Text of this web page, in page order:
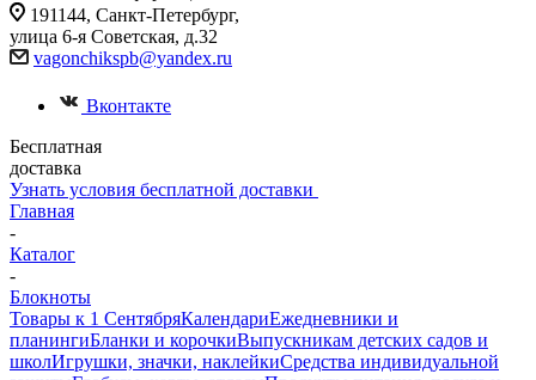
191144, Санкт-Петербург,
улица 6-я Советская, д.32
vagonchikspb@yandex.ru
Вконтакте
Бесплатная
доставка
Узнать условия бесплатной доставки
Главная
-
Каталог
-
Блокноты
Товары к 1 СентябряКалендариЕжедневники и
планингиБланки и корочкиВыпускникам детских садов и
школИгрушки, значки, наклейкиСредства индивидуальной